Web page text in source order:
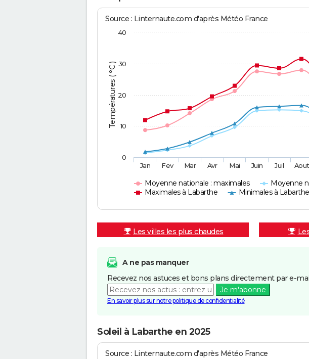
Températures ( °C )
Source : Linternaute.com d'après Météo France
Moyenne nationale : maximales
Moyenne
Maximales à Labarthe
Minimales à Labarthe
Jan Fev Mar Avr Mai Juin Juil Aout
0
10
20
30
40
Les villes les plus chaudes
A ne pas manquer
Recevez nos astuces et bons plans directement par e-
Je m'abonne
En savoir plus sur notre politique de confidentialité
Soleil à Labarthe en 2025
Source : Linternaute.com d'après Météo France